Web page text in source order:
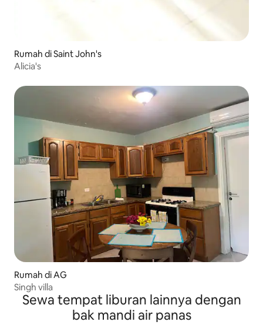
Rumah di Saint John's
Alicia's
Rumah di AG
Singh villa
Sewa tempat liburan lainnya dengan
bak mandi air panas